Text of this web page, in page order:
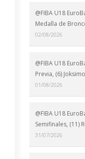
@FIBA U18
Medalla de
02/08/2026
@FIBA U18
Previa, (6)
01/08/2026
@FIBA U18
Semifinales, (11)
31/07/2026